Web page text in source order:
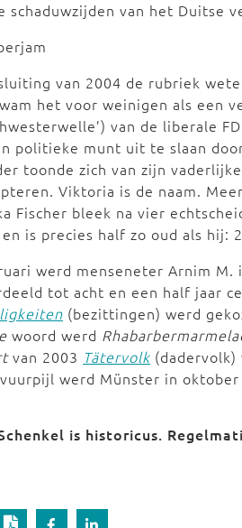
schaduwzijden van het Duitse
van 2004 de rubriek
het voor weinigen als een
van de liberale
politieke munt uit te slaan
toonde zich van zijn
Viktoria is de naam.
Fischer bleek na vier
is precies half zo oud als hij:
werd menseneter Arnim M.
tot acht en een half jaar
(bezittingen) werd
woord werd
van 2003 Tätervolk (dadervolk)
werd Münster in
is historicus.